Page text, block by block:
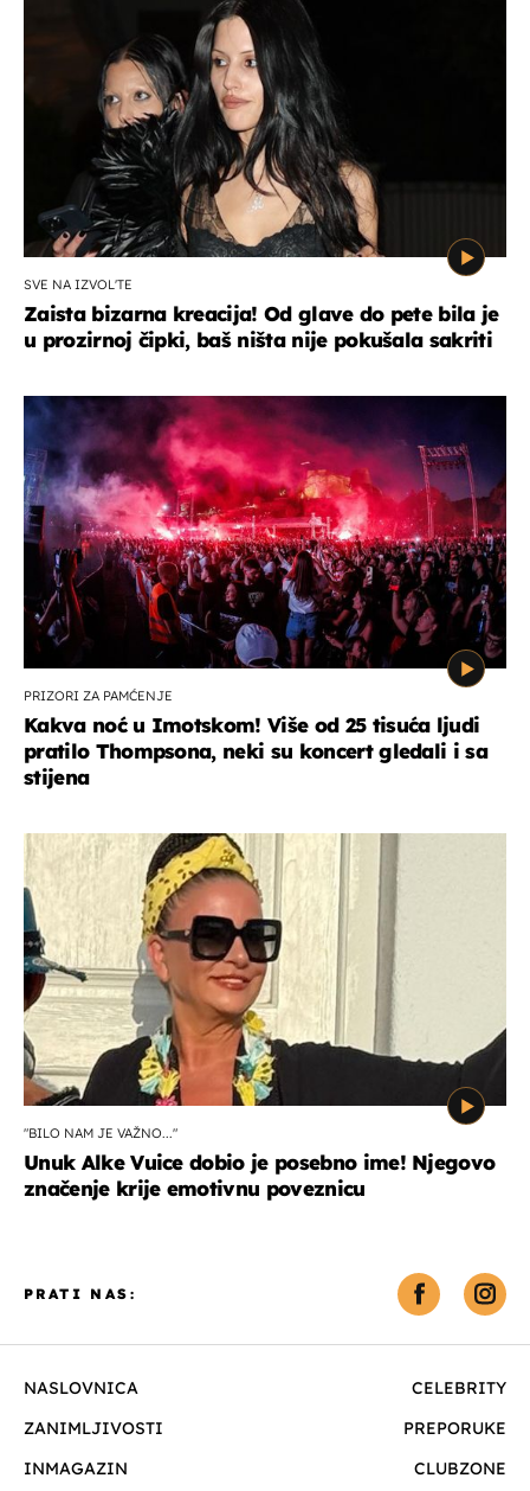
SVE NA IZVOL'TE
Zaista bizarna kreacija! Od glave do pete bila je
u prozirnoj čipki, baš ništa nije pokušala sakriti
PRIZORI ZA PAMĆENJE
Kakva noć u Imotskom! Više od 25 tisuća ljudi
pratilo Thompsona, neki su koncert gledali i sa
stijena
"BILO NAM JE VAŽNO..."
Unuk Alke Vuice dobio je posebno ime! Njegovo
značenje krije emotivnu poveznicu
NASLOVNICA
CELEBRITY
ZANIMLJIVOSTI
PREPORUKE
INMAGAZIN
CLUBZONE
PRATI NAS: